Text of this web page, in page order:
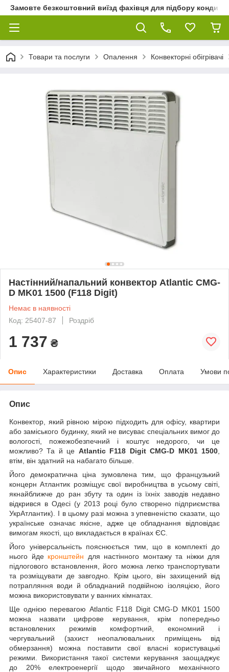
Замовте безкоштовний виїзд фахівця для підбору
Товари та послуги Опалення Конвекторні обігрівачі
Настінний/напальний конвектор Atlantic CMG-
D MK01 1500 (F118 Digit)
Немає в наявності
Код: 25407-87
Роздріб
1 737 ₴
Опис Характеристики Доставка Оплата Умови
Опис
Конвектор, який рівною мірою підходить для офісу, квартири
або заміського будинку, який не висуває спеціальних вимог до
вологості, пожежобезпечний і коштує недорого, чи це
можливо? Та й це Atlantic F118 Digit CMG-D MK01 1500
втім, він здатний на набагато більше.
Його демократична ціна зумовлена тим, що французький
концерн Атлантик розміщує свої виробництва в усьому світі,
якнайближче до ран збуту та один із їхніх заводів недавно
відкрився в Одесі (у 2013 році було створено підприємства
УкрАтлантик). І в цьому разі можна з упевненістю сказати, що
українське означає якісне, адже це обладнання відповідає
вимогам якості, що викладається в країнах ЄС.
Його універсальність пояснюється тим, що в комплекті до
нього йде кронштейн для настінного монтажу та ніжки для
підлогового встановлення, його можна легко транспортувати
та розміщувати де завгодно. Крім цього, він захищений від
потрапляння води й обладнаний подвійною ізоляцією, його
можна використовувати у ванних кімнатах.
Ще однією перевагою Atlantic F118 Digit CMG-D MK01 1500
можна назвати цифрове керування, крім попередньо
встановлених режимів комфортний, економний і
чергувальний (захист неопалювальних приміщень від
обмерзання) можна поставити свої власні користувацькі
режими. Використання такої системи керування заощаджує
до 20% електроенергії щодо звичайного механічного